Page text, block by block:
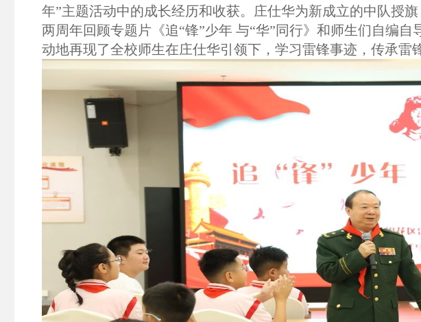
年”主题活动中的成长经历和收获。庄仕华为新成立的中队授
两周年回顾专题片《追“锋”少年 与“华”同行》和师生们自编
动地再现了全校师生在庄仕华引领下，学习雷锋事迹，传承雷